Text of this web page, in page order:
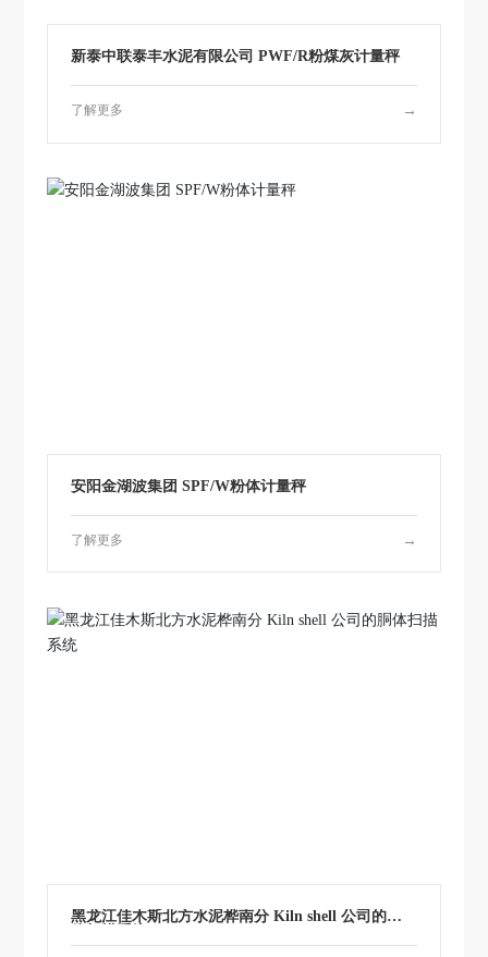
新泰中联泰丰水泥有限公司 PWF/R粉煤灰计量秤
了解更多 →
安阳金湖波集团 SPF/W粉体计量秤
了解更多 →
黑龙江佳木斯北方水泥桦南分 Kiln shell 公司的胴